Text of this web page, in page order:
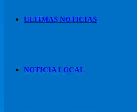
ULTIMAS NOTICIAS
NOTICIA LOCAL